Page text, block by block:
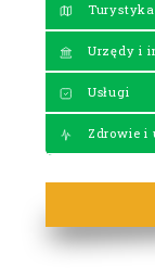
Urzędy i
Usługi
Zdrowie i